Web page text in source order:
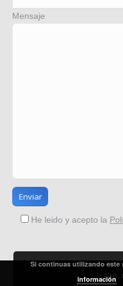
Mensaje
He leido y acepto la
GHL
Si continuas utilizando
información